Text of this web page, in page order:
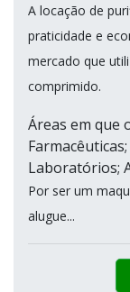
A locação de
praticidade e
mercado que
comprimido.
Áreas em que
Laboratórios;
Por ser um
alugue...